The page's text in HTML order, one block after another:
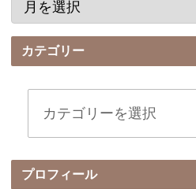
カテゴリー
プロフィール